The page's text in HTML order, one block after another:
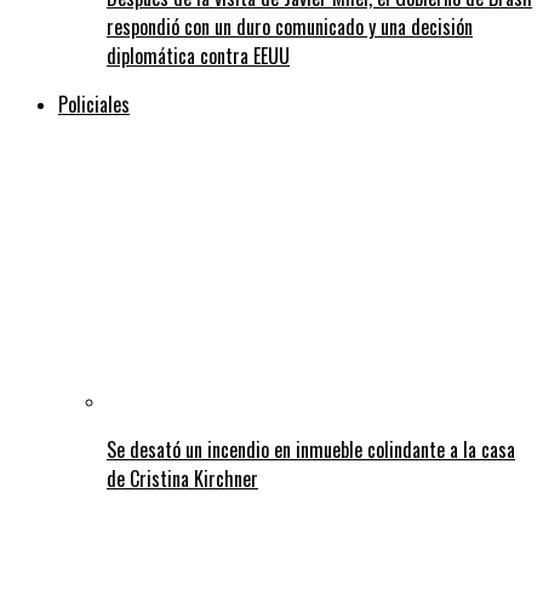
respondió con un duro comunicado y una decisión
diplomática contra EEUU
Policiales
Se desató un incendio en inmueble colindante a la casa
de Cristina Kirchner